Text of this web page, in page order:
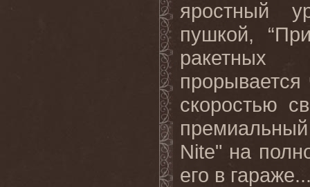
яростный
пушкой,
ракетных
скоростью
Nite" на
его в